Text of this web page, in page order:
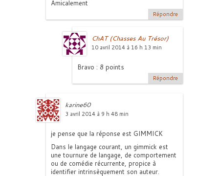
Amicalement
Répondre
ChAT (Chasses Au Trésor)
10 avril 2014 à 16 h 13 min
Bravo : 8 points
Répondre
karine60
3 avril 2014 à 9 h 48 min
je pense que la réponse est GIMMICK
Dans le langage courant, un gimmick est
une tournure de langage, de comportement
ou de comédie récurrente, propice à
identifier intrinsèquement son auteur.